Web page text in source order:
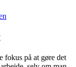
fokus på at gøre det